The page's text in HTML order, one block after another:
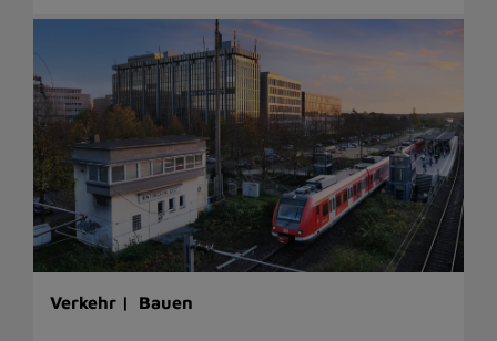
Verkehr | Bauen